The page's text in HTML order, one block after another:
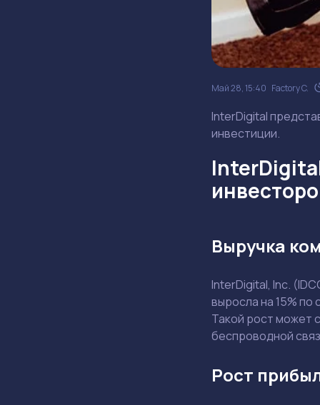
Май 28, 15:40 Factory C.
InterDigital
инвестиции.
Выручка
InterDigital, Inc.
выросла на 15%
Такой рост может
беспроводной
Рост